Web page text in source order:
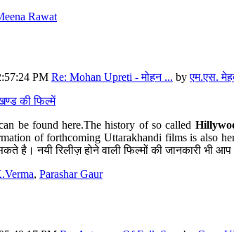
Rawat
PM Re: Mohan Upreti - मोहन ... byएम.एस.
की फिल्में
be found here.The history of so called
of forthcoming Uttarakhandi films is also
है। नयी रिलीज़ होने वाली फिल्मों की जानकारी भी
, Parashar Gaur